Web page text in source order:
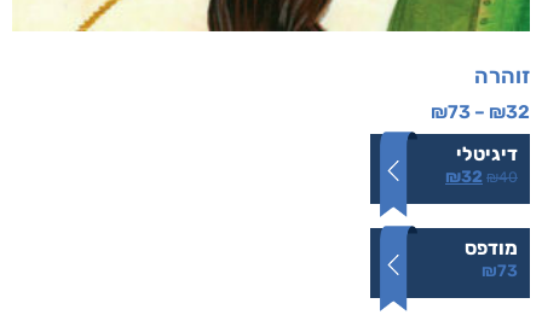
זוהרה
₪32
–
₪73
דיגיטלי
₪40
₪32
מודפס
₪73